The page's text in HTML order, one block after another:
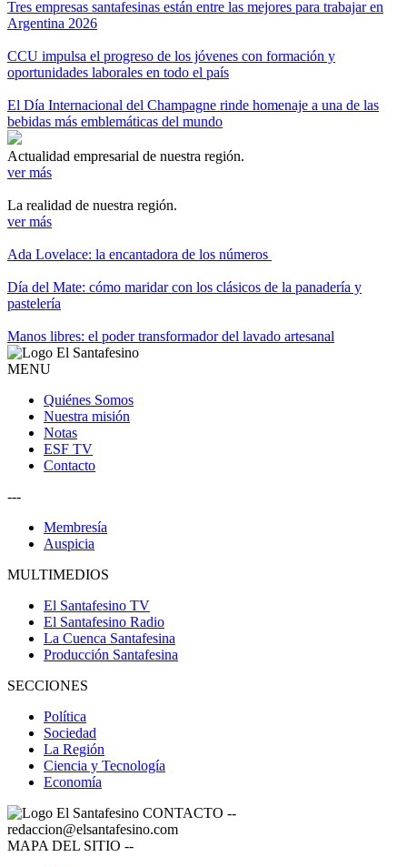
Tres empresas santafesinas están entre las mejores para trabajar en
Argentina 2026
CCU impulsa el progreso de los jóvenes con formación y
oportunidades laborales en todo el país
El Día Internacional del Champagne rinde homenaje a una de las
bebidas más emblemáticas del mundo
Actualidad empresarial de nuestra región.
ver más
La realidad de nuestra región.
ver más
Ada Lovelace: la encantadora de los números
Día del Mate: cómo maridar con los clásicos de la panadería y
pastelería
Manos libres: el poder transformador del lavado artesanal
MENU
Quiénes Somos
Nuestra misión
Notas
ESF TV
Contacto
---
Membresía
Auspicia
MULTIMEDIOS
El Santafesino TV
El Santafesino Radio
La Cuenca Santafesina
Producción Santafesina
SECCIONES
Política
Sociedad
La Región
Ciencia y Tecnología
Economía
CONTACTO --
redaccion@elsantafesino.com
MAPA DEL SITIO --